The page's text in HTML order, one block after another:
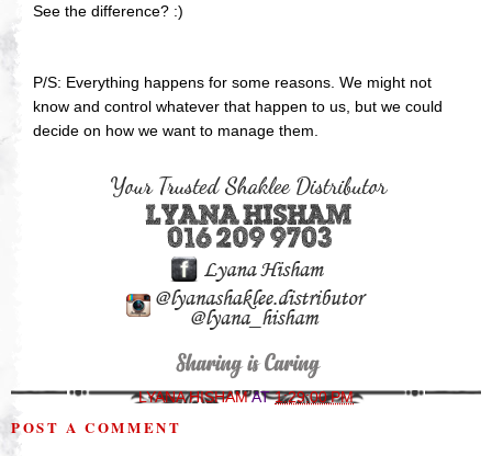
See the difference? :)
P/S: Everything happens for some reasons. We might not
know and control whatever that happen to us, but we could
decide on how we want to manage them.
LYANA HISHAMAT1:29:00 PM
POST A COMMENT